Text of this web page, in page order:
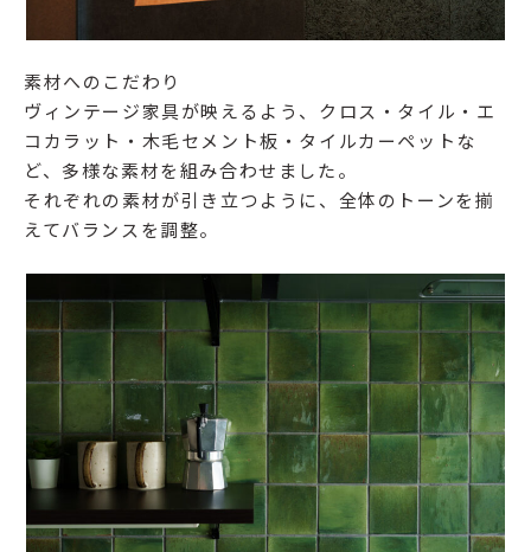
素材へのこだわり
ヴィンテージ家具が映えるよう、クロス・タイル・エ
コカラット・木毛セメント板・タイルカーペットな
ど、多様な素材を組み合わせました。
それぞれの素材が引き立つように、全体のトーンを揃
えてバランスを調整。